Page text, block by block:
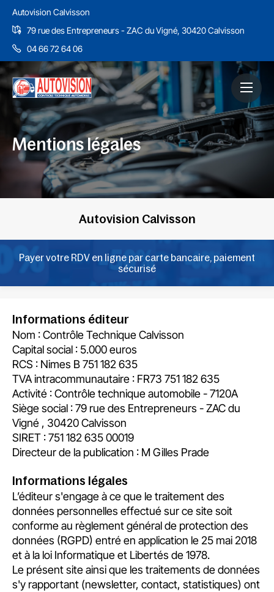
Autovision Calvisson
79 rue des Entrepreneurs - ZAC du Vigné, 30420 Calvisson
04 66 72 64 06
Mentions légales
Autovision Calvisson
Payer votre RDV en ligne par carte bancaire, paiement
sécurisé
Informations éditeur
Nom : Contrôle Technique Calvisson
Capital social : 5.000 euros
RCS : Nimes B 751 182 635
TVA intracommunautaire : FR73 751 182 635
Activité : Contrôle technique automobile - 7120A
Siège social : 79 rue des Entrepreneurs - ZAC du
Vigné , 30420 Calvisson
SIRET : 751 182 635 00019
Directeur de la publication : M Gilles Prade
Informations légales
L’éditeur s'engage à ce que le traitement des
données personnelles effectué sur ce site soit
conforme au règlement général de protection des
données (RGPD) entré en application le 25 mai 2018
et à la loi Informatique et Libertés de 1978.
Le présent site ainsi que les traitements de données
s'y rapportant (newsletter, contact, statistiques) ont